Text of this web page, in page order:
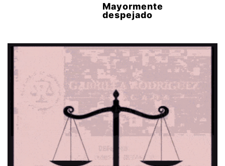
Mayormente
despejado